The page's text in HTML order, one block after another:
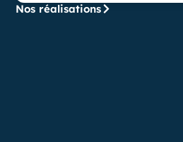
Nos réalisations